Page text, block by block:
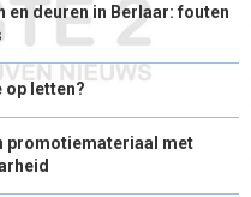
deuren in Berlaar: fouten
op letten?
promotiemateriaal met